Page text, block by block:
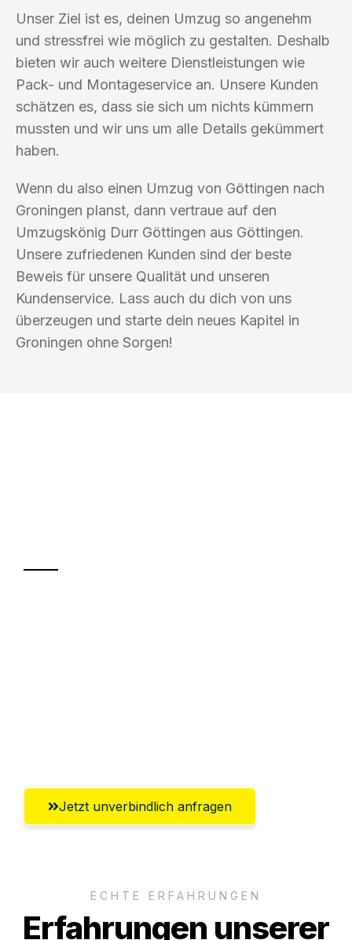
Unser Ziel ist es, deinen Umzug so angenehm
und stressfrei wie möglich zu gestalten. Deshalb
bieten wir auch weitere Dienstleistungen wie
Pack- und Montageservice an. Unsere Kunden
schätzen es, dass sie sich um nichts kümmern
mussten und wir uns um alle Details gekümmert
haben.
Wenn du also einen Umzug von Göttingen nach
Groningen planst, dann vertraue auf den
Umzugskönig Durr Göttingen aus Göttingen.
Unsere zufriedenen Kunden sind der beste
Beweis für unsere Qualität und unseren
Kundenservice. Lass auch du dich von uns
überzeugen und starte dein neues Kapitel in
Groningen ohne Sorgen!
Jetzt unverbindlich anfragen
ECHTE ERFAHRUNGEN
Erfahrungen unserer